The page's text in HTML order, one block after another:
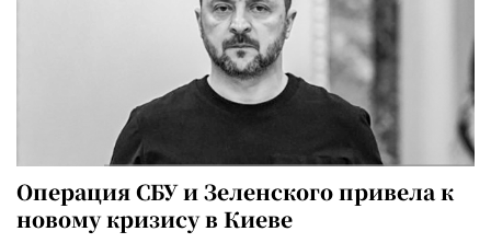
Операция СБУ и Зеленского привела к
новому кризису в Киеве